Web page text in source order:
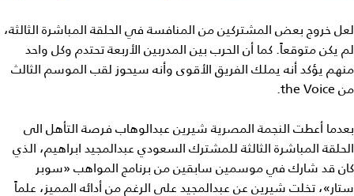
لعل خروج بعض المشتركين من المنافسة في الحلقة المباشرة الثالثة،
لم يكن متوقعاً. كما أن الحرب بين المدربين الأربعة تحتدم وكل واحد
منهم يؤكد أنه يملك الفريق الأقوى وأنه سيحوز لقب الموسم الثالث
من the Voice.
بعدما أعطت النجمة المصرية شيرين عبدالوهاب فرصة التأهل الى
الحلقة المباشرة الثالثة للمشترك السعودي عبدالمجيد ابراهيم، الذي
كان قد شارك في موسمين سابقين من برنامج المواهب «سوبر
ستار»، تخلت شيرين عن عبدالمجيد على الرغم من أدائه المميز، علماً